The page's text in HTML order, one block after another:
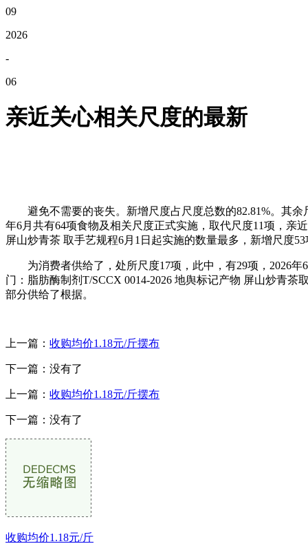
09
2026
-
06
亲近关心相关尺度的最新
避免不需要的丧失。新增尺度占尺度总数的82.81%。其余
年6月共有64项食物及相关尺度正式实施，取代尺度11项，亲
屏山炒青茶 取手艺规程6月1日起实施的数量最多，新增尺度
为消费者供给了，处所尺度17项，此中，有29项，2026年6
门：脂肪酶制剂T/SCCX 0014-2026 地舆标记产物 屏山炒青
部分供给了根据。
上一篇： 收购均价1.18元/斤摆布
下一篇：没有了
上一篇： 收购均价1.18元/斤摆布
下一篇：没有了
收购均价1.18元/斤